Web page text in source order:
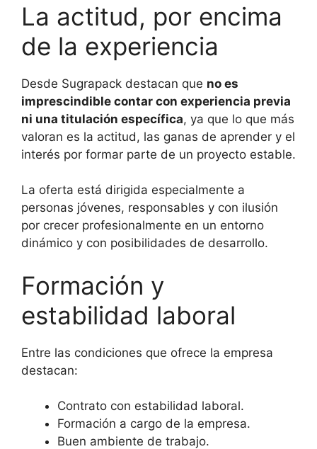
La actitud, por encima
de la experiencia
Desde Sugrapack destacan que no es
imprescindible contar con experiencia previa
ni una titulación específica, ya que lo que más
valoran es la actitud, las ganas de aprender y el
interés por formar parte de un proyecto estable.
La oferta está dirigida especialmente a
personas jóvenes, responsables y con ilusión
por crecer profesionalmente en un entorno
dinámico y con posibilidades de desarrollo.
Formación y
estabilidad laboral
Entre las condiciones que ofrece la empresa
destacan:
Contrato con estabilidad laboral.
Formación a cargo de la empresa.
Buen ambiente de trabajo.